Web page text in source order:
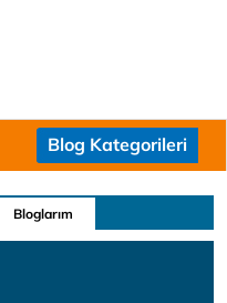
Blog Kategorileri
Bloglarım